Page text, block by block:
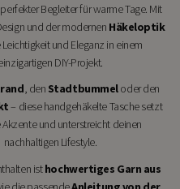
Handarbeitszubehör
DIY
Online
Shops
Schmuckzubehör
Nähmaschinen
Begleiter für warme Tage. Mit
und der modernen Häkeloptik
und Eleganz in einem
DIY-Projekt.
, den Stadtbummeloder den
– diese handgehäkelte Tasche setzt
und unterstreicht deinen
nachhaltigen Lifestyle.
isthochwertiges Garn aus